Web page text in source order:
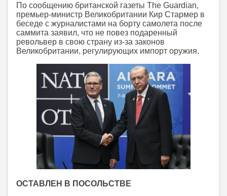
По сообщению британской газеты The Guardian,
премьер-министр Великобритании Кир Стармер в
беседе с журналистами на борту самолета после
саммита заявил, что не повез подаренный
револьвер в свою страну из-за законов
Великобритании, регулирующих импорт оружия.
ОСТАВЛЕН В ПОСОЛЬСТВЕ